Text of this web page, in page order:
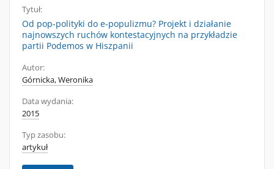
Tytuł:
Od pop-polityki do e-populizmu? Projekt i działanie
najnowszych ruchów kontestacyjnych na przykładzie
partii Podemos w Hiszpanii
Autor:
Górnicka, Weronika
Data wydania:
2015
Typ zasobu:
artykuł